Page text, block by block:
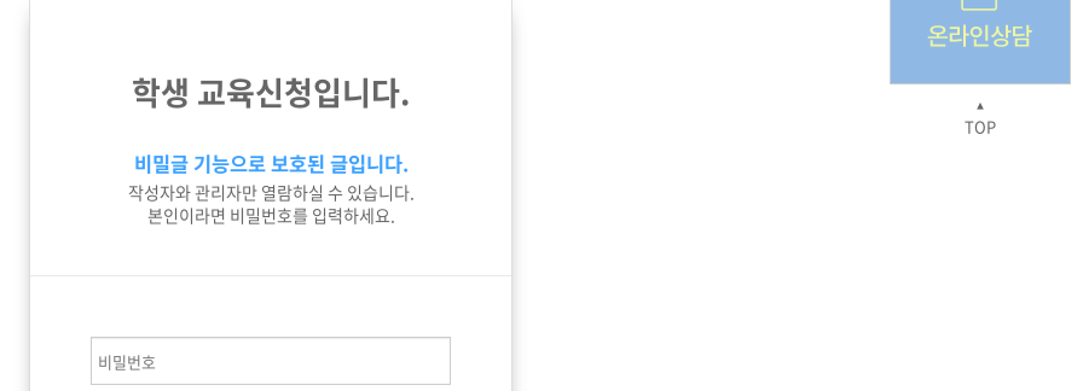
학생 교육신청입니다.
비밀글 기능으로 보호된 글입니다.
작성자와 관리자만 열람하실 수 있습니다.
본인이라면 비밀번호를 입력하세요.
▲
TOP